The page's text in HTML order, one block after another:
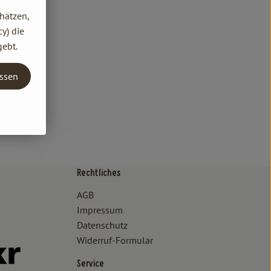
verbraucher
www.oekokiste.de/
lammertzhof/
www.instagram.com/lammertzhof/
https://www.youtube.com/channel/
Externer Link zu https://www.flickr.com/photos/
Rechtliches
AGB
Impressum
Datenschutz
Widerruf-Formular
Service
die